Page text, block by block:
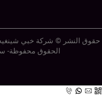
حقوق النشر © شركة خبي شينغيه
الحقوق محفوظة-